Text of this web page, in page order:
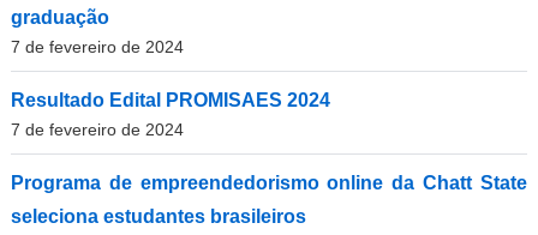
graduação
7 de fevereiro de 2024
Resultado Edital PROMISAES 2024
7 de fevereiro de 2024
Programa de empreendedorismo online da Chatt State
seleciona estudantes brasileiros